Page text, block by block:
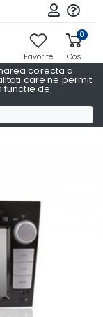
corecta a
care ne permit
functie de
Favorite
0
Cos
OPEL